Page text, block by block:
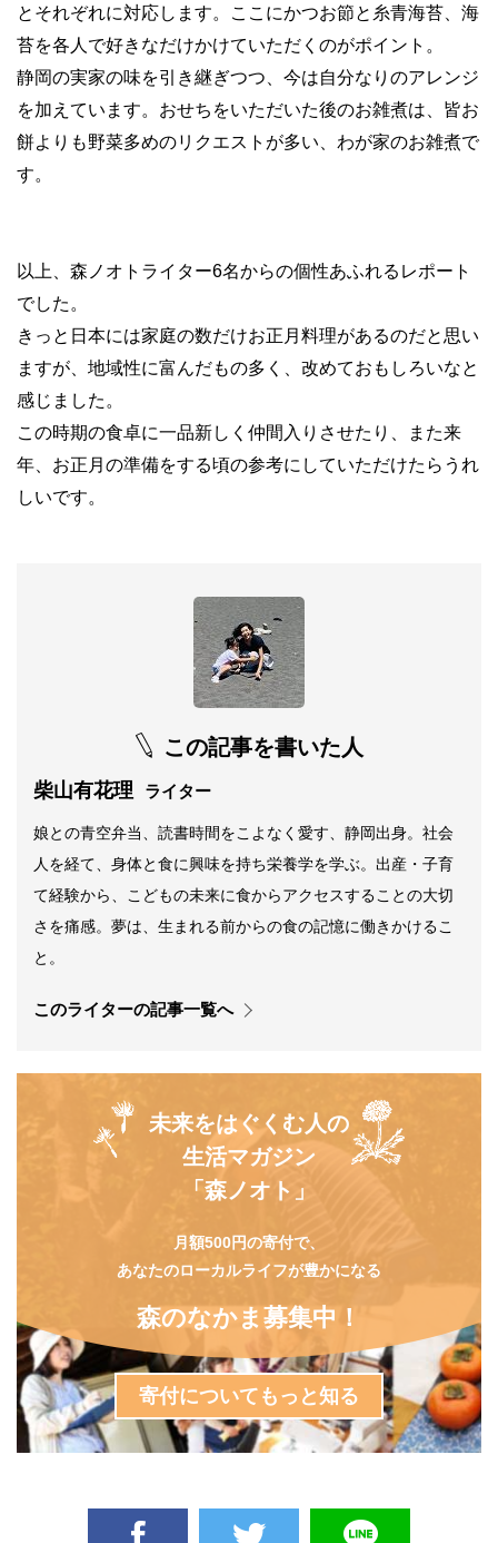
とそれぞれに対応します。ここにかつお節と糸青海苔、海
苔を各人で好きなだけかけていただくのがポイント。
静岡の実家の味を引き継ぎつつ、今は自分なりのアレンジ
を加えています。おせちをいただいた後のお雑煮は、皆お
餅よりも野菜多めのリクエストが多い、わが家のお雑煮で
す。
以上、森ノオトライター6名からの個性あふれるレポート
でした。
きっと日本には家庭の数だけお正月料理があるのだと思い
ますが、地域性に富んだもの多く、改めておもしろいなと
感じました。
この時期の食卓に一品新しく仲間入りさせたり、また来
年、お正月の準備をする頃の参考にしていただけたらうれ
しいです。
この記事を書いた人
柴山有花理 ライター
娘との青空弁当、読書時間をこよなく愛す、静岡出身。社会
人を経て、身体と食に興味を持ち栄養学を学ぶ。出産・子育
て経験から、こどもの未来に食からアクセスすることの大切
さを痛感。夢は、生まれる前からの食の記憶に働きかけるこ
と。
このライターの記事一覧へ
未来をはぐくむ人の
生活マガジン
「森ノオト」
月額500円の寄付で、
あなたのローカルライフが豊かになる
森のなかま募集中！
寄付についてもっと知る